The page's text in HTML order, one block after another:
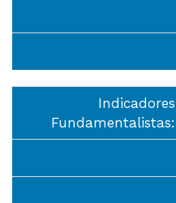
Indicadores
Fundamentalistas: